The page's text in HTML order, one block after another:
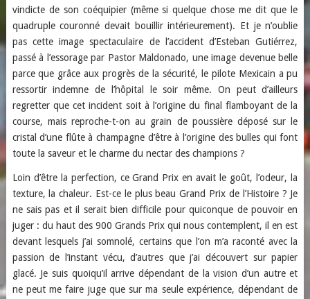
vindicte de son coéquipier (même si quelque chose me dit que le
quadruple couronné devait bouillir intérieurement). Et je n’oublie
pas cette image spectaculaire de l’accident d’Esteban Gutiérrez,
passé à l’essorage par Pastor Maldonado, une image devenue belle
parce que grâce aux progrès de la sécurité, le pilote Mexicain a pu
ressortir indemne de l’hôpital le soir même. On peut d’ailleurs
regretter que cet incident soit à l’origine du final flamboyant de la
course, mais reproche-t-on au grain de poussière déposé sur le
cristal d’une flûte à champagne d’être à l’origine des bulles qui font
toute la saveur et le charme du nectar des champions ?
Loin d’être la perfection, ce Grand Prix en avait le goût, l’odeur, la
texture, la chaleur. Est-ce le plus beau Grand Prix de l’Histoire ? Je
ne sais pas et il serait bien difficile pour quiconque de pouvoir en
juger : du haut des 900 Grands Prix qui nous contemplent, il en est
devant lesquels j’ai somnolé, certains que l’on m’a raconté avec la
passion de l’instant vécu, d’autres que j’ai découvert sur papier
glacé. Je suis quoiqu’il arrive dépendant de la vision d’un autre et
ne peut me faire juge que sur ma seule expérience, dépendant de